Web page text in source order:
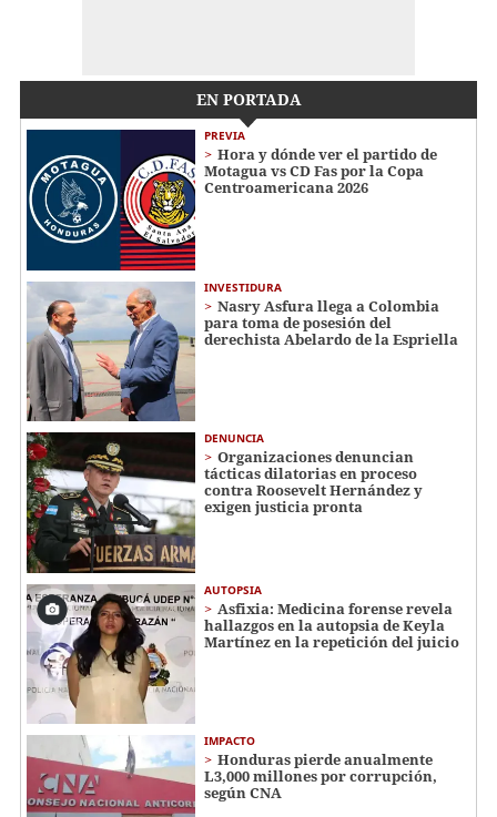
EN PORTADA
PREVIA
Hora y dónde ver el partido de
Motagua vs CD Fas por la Copa
Centroamericana 2026
INVESTIDURA
Nasry Asfura llega a Colombia
para toma de posesión del
derechista Abelardo de la Espriella
DENUNCIA
Organizaciones denuncian
tácticas dilatorias en proceso
contra Roosevelt Hernández y
exigen justicia pronta
AUTOPSIA
Asfixia: Medicina forense revela
hallazgos en la autopsia de Keyla
Martínez en la repetición del juicio
IMPACTO
Honduras pierde anualmente
L3,000 millones por corrupción,
según CNA